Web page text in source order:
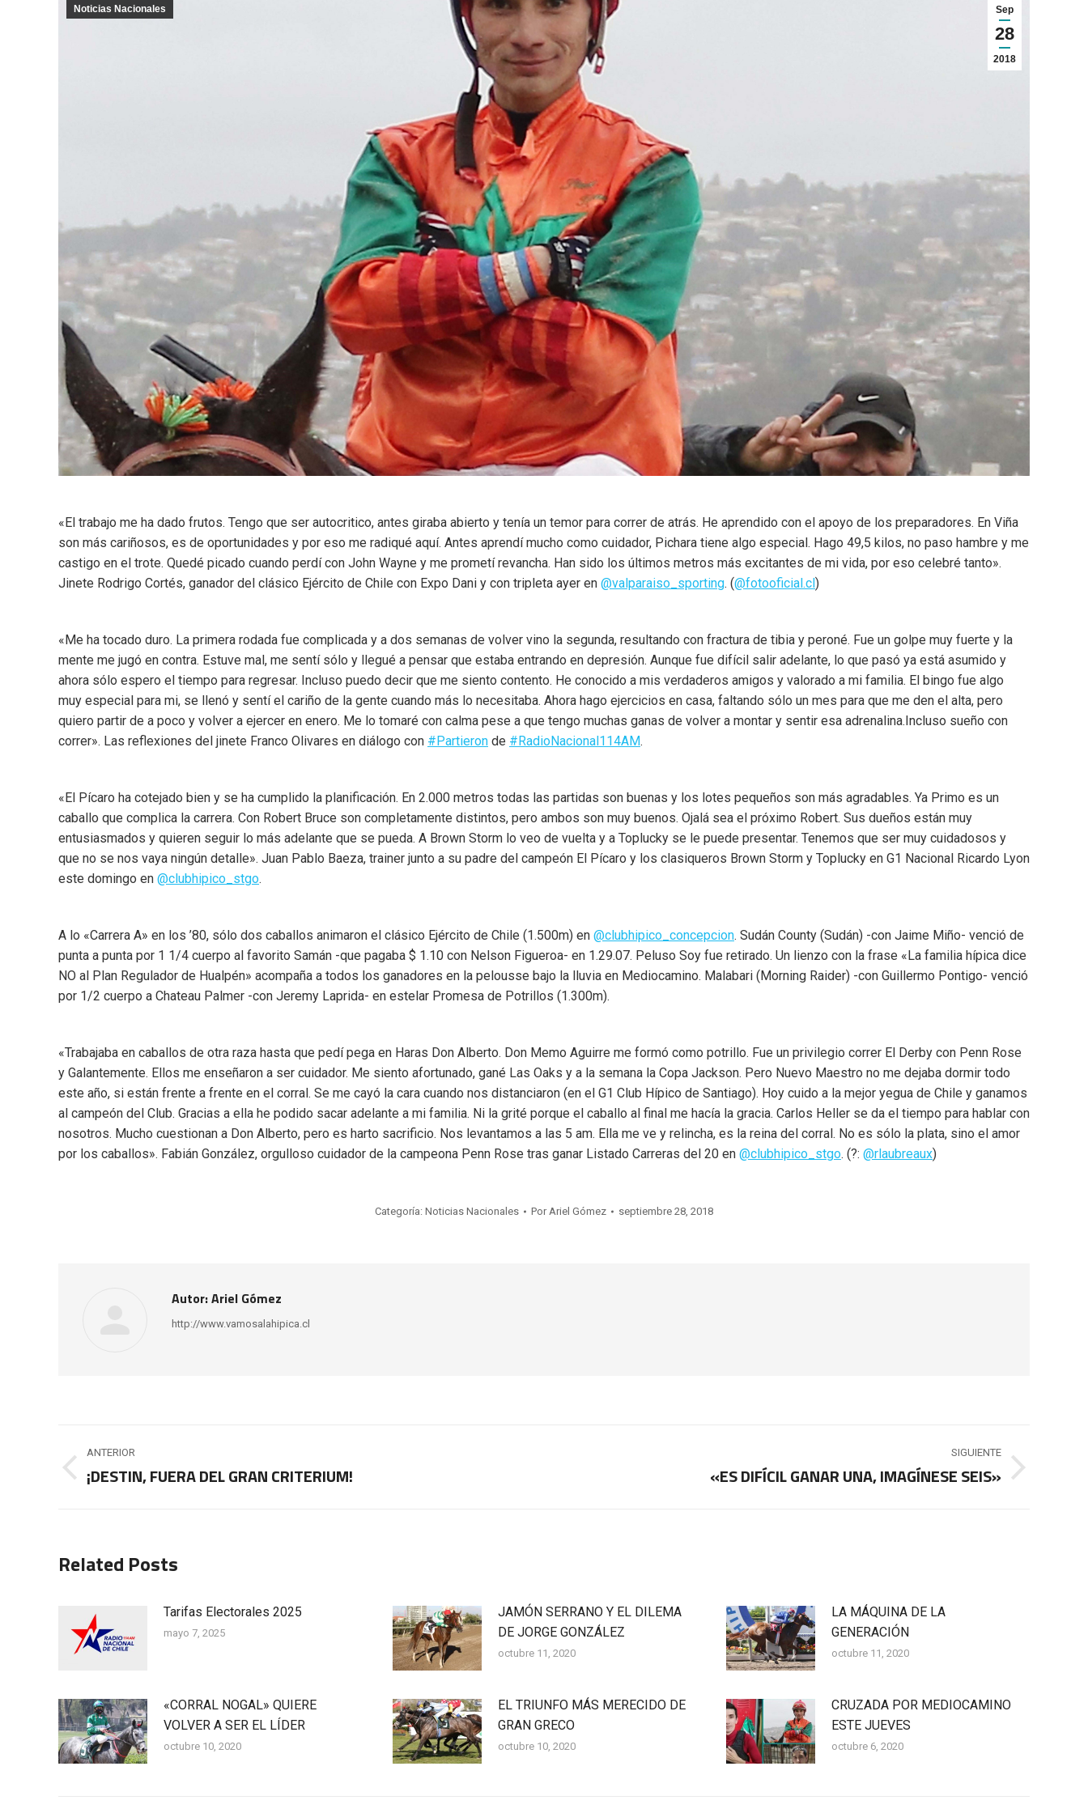
Sep
28
2018
Noticias Nacionales
«El trabajo me ha dado frutos. Tengo que ser autocritico, antes giraba abierto y tenía un temor para correr de atrás. He aprendido con el apoyo de los preparadores. En Viña
son más cariñosos, es de oportunidades y por eso me radiqué aquí. Antes aprendí mucho como cuidador, Pichara tiene algo especial. Hago 49,5 kilos, no paso hambre y me
castigo en el trote. Quedé picado cuando perdí con John Wayne y me prometí revancha. Han sido los últimos metros más excitantes de mi vida, por eso celebré tanto».
Jinete Rodrigo Cortés, ganador del clásico Ejército de Chile con Expo Dani y con tripleta ayer en @valparaiso_sporting. (@fotooficial.cl)
«Me ha tocado duro. La primera rodada fue complicada y a dos semanas de volver vino la segunda, resultando con fractura de tibia y peroné. Fue un golpe muy fuerte y la
mente me jugó en contra. Estuve mal, me sentí sólo y llegué a pensar que estaba entrando en depresión. Aunque fue difícil salir adelante, lo que pasó ya está asumido y
ahora sólo espero el tiempo para regresar. Incluso puedo decir que me siento contento. He conocido a mis verdaderos amigos y valorado a mi familia. El bingo fue algo
muy especial para mi, se llenó y sentí el cariño de la gente cuando más lo necesitaba. Ahora hago ejercicios en casa, faltando sólo un mes para que me den el alta, pero
quiero partir de a poco y volver a ejercer en enero. Me lo tomaré con calma pese a que tengo muchas ganas de volver a montar y sentir esa adrenalina.Incluso sueño con
correr». Las reflexiones del jinete Franco Olivares en diálogo con #Partieron de #RadioNacional114AM.
«El Pícaro ha cotejado bien y se ha cumplido la planificación. En 2.000 metros todas las partidas son buenas y los lotes pequeños son más agradables. Ya Primo es un
caballo que complica la carrera. Con Robert Bruce son completamente distintos, pero ambos son muy buenos. Ojalá sea el próximo Robert. Sus dueños están muy
entusiasmados y quieren seguir lo más adelante que se pueda. A Brown Storm lo veo de vuelta y a Toplucky se le puede presentar. Tenemos que ser muy cuidadosos y
que no se nos vaya ningún detalle». Juan Pablo Baeza, trainer junto a su padre del campeón El Pícaro y los clasiqueros Brown Storm y Toplucky en G1 Nacional Ricardo Lyon
este domingo en @clubhipico_stgo.
A lo «Carrera A» en los ’80, sólo dos caballos animaron el clásico Ejército de Chile (1.500m) en @clubhipico_concepcion. Sudán County (Sudán) -con Jaime Miño- venció de
punta a punta por 1 1/4 cuerpo al favorito Samán -que pagaba $ 1.10 con Nelson Figueroa- en 1.29.07. Peluso Soy fue retirado. Un lienzo con la frase «La familia hípica dice
NO al Plan Regulador de Hualpén» acompaña a todos los ganadores en la pelousse bajo la lluvia en Mediocamino. Malabari (Morning Raider) -con Guillermo Pontigo- venció
por 1/2 cuerpo a Chateau Palmer -con Jeremy Laprida- en estelar Promesa de Potrillos (1.300m).
«Trabajaba en caballos de otra raza hasta que pedí pega en Haras Don Alberto. Don Memo Aguirre me formó como potrillo. Fue un privilegio correr El Derby con Penn Rose
y Galantemente. Ellos me enseñaron a ser cuidador. Me siento afortunado, gané Las Oaks y a la semana la Copa Jackson. Pero Nuevo Maestro no me dejaba dormir todo
este año, si están frente a frente en el corral. Se me cayó la cara cuando nos distanciaron (en el G1 Club Hípico de Santiago). Hoy cuido a la mejor yegua de Chile y ganamos
al campeón del Club. Gracias a ella he podido sacar adelante a mi familia. Ni la grité porque el caballo al final me hacía la gracia. Carlos Heller se da el tiempo para hablar con
nosotros. Mucho cuestionan a Don Alberto, pero es harto sacrificio. Nos levantamos a las 5 am. Ella me ve y relincha, es la reina del corral. No es sólo la plata, sino el amor
por los caballos». Fabián González, orgulloso cuidador de la campeona Penn Rose tras ganar Listado Carreras del 20 en @clubhipico_stgo. (?: @rlaubreaux)
Categoría: Noticias Nacionales PorAriel Gómez septiembre 28, 2018
Autor:Ariel Gómez
http://www.vamosalahipica.cl
Navegación
entre
ANTERIOR
Publicación
¡DESTIN, FUERA DEL GRAN CRITERIUM!
SIGUIENTE
«ES DIFÍCIL GANAR UNA, IMAGÍNESE SEIS»
Related Posts
Tarifas Electorales 2025
mayo 7, 2025
JAMÓN SERRANO Y EL DILEMA
DE JORGE GONZÁLEZ
octubre 11, 2020
LA MÁQUINA DE LA
GENERACIÓN
octubre 11, 2020
«CORRAL NOGAL» QUIERE
VOLVER A SER EL LÍDER
octubre 10, 2020
EL TRIUNFO MÁS MERECIDO DE
GRAN GRECO
octubre 10, 2020
CRUZADA POR MEDIOCAMINO
ESTE JUEVES
octubre 6, 2020